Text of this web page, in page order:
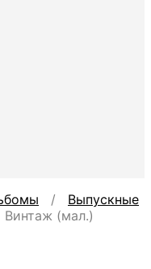
/ Выпускные
(мал.)